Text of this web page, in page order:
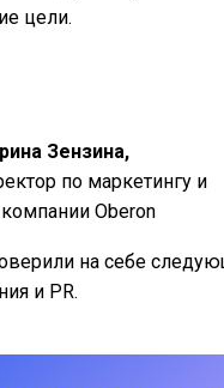
цели.
Зензина,
по маркетингу и
Oberon
на себе
и PR.